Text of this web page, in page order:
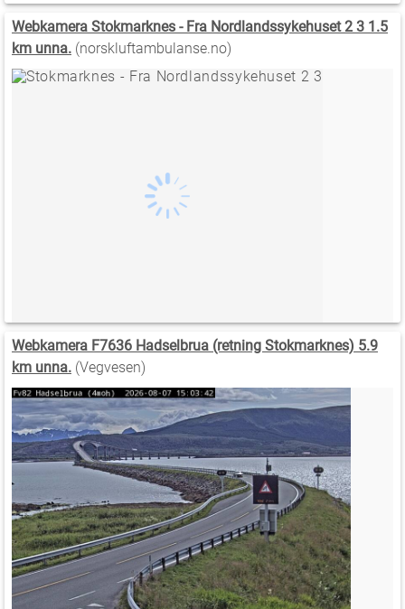
Webkamera Stokmarknes - Fra Nordlandssykehuset 2 3 1.5
km unna. (norskluftambulanse.no)
Webkamera F7636 Hadselbrua (retning Stokmarknes) 5.9
km unna. (Vegvesen)